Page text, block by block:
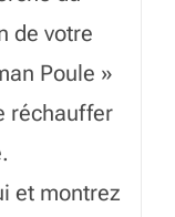
de votre
Poule »
réchauffer
et montrez